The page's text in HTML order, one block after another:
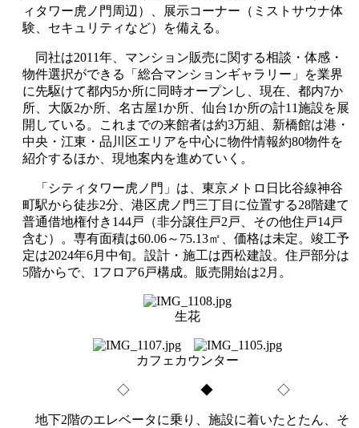
ィタワー虎ノ門周辺）、展示コーナー（ミストサウナ体
験、セキュリティなど）を備える。
同社は2011年、マンション販売に関する相談・体感・
物件選択ができる「総合マンションギャラリー」を業界
に先駆けて都内5か所に同時オープンし、現在、都内7か
所、大阪2か所、名古屋1か所、仙台1か所の計11施設を展
開している。これまでの来館者は約3万組、新橋館は港・
中央・江東・品川区エリアを中心に物件情報約80物件を
紹介するほか、現地案内を進めていく。
「シティタワー虎ノ門」は、東京メトロ日比谷線神谷
町駅から徒歩2分、港区虎ノ門三丁目に位置する28階建て
普通借地権付き144戸（非分譲住戸2戸、その他住戸14戸
含む）。専有面積は60.06～75.13㎡、価格は未定。竣工予
定は2024年6月中旬。設計・施工は西松建設。住戸部分は
5階からで、1フロア6戸構成。販売開始は2月。
生花
カフェカウンター
◇ ◆ ◇
地下2階のエレベータに乗り、施設に着いたとたん、そ